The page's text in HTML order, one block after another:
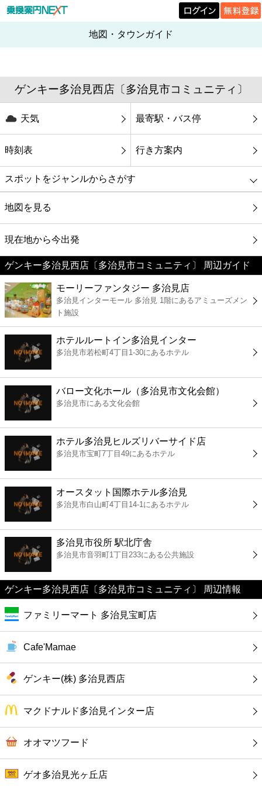
地図・タウンガイド
ゲンキー多治見西店〔多治見市コミュニティ〕
天気 最寄駅・バス停
時刻表 行き方案内
スポットをジャンルからさがす
グルメ
映画
美容
コンビニ
薬局
エンタメ
レジャー
書店
ファミレス
カフェ
ショッピング
銀行
公共
病院
ホテル
地図を見る
現在地から今出発
ゲンキー多治見西店〔多治見市コミュニティ〕 周辺ガイド
モーリーファンタジー 多治見店
多治見インターモール 多治見 1階にあるアミューズメン
ト施設
ホテルルートイン多治見インター
多治見市若松町4丁目1-30にあるホテル
バロー文化ホール（多治見市文化会館）
多治見市にある文化会館
ホテル多治見ヒルズリバーサイド店
多治見市宝町7丁目49にあるホテル
オースタット国際ホテル多治見
多治見市白山町4丁目14-1にあるホテル
多治見市役所 駅北庁舎
多治見市音羽町1丁目233にある公共施設
ゲンキー多治見西店〔多治見市コミュニティ〕 周辺情報
ファミリーマート 多治見宝町店
Cafe'Mamae
ゲンキー(株) 多治見西店
マクドナルド多治見インター店
オオマツフード
ゲオ多治見光ヶ丘店